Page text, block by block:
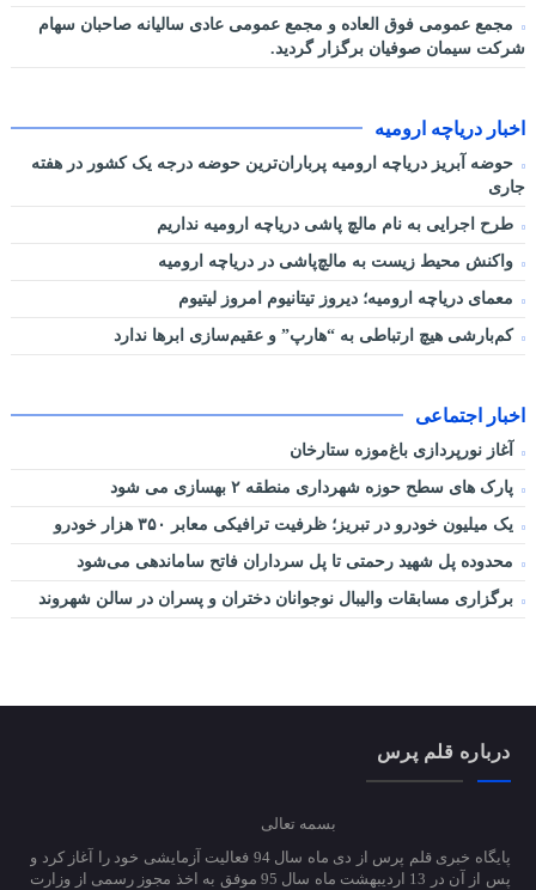
مجمع عمومی فوق العاده و مجمع عمومی عادی سالیانه صاحبان سهام
شرکت سیمان صوفیان برگزار گردید.
اخبار دریاچه ارومیه
حوضه آبریز دریاچه ارومیه پرباران‌ترین حوضه‌ درجه یک کشور در هفته
جاری
طرح اجرایی به نام مالچ پاشی دریاچه ارومیه نداریم
واکنش محیط زیست به مالچ‌پاشی در دریاچه ارومیه
معمای دریاچه ارومیه؛ دیروز تیتانیوم امروز لیتیوم
کم‌بارشی هیچ ارتباطی به “هارپ” و عقیم‌سازی ابرها ندارد
اخبار اجتماعی
آغاز نورپردازی باغ‌موزه ستارخان
پارک های سطح حوزه شهرداری منطقه ۲ بهسازی می شود
یک میلیون خودرو در تبریز؛ ظرفیت ترافیکی معابر ۳۵۰ هزار خودرو
محدوده پل شهید رحمتی تا پل سرداران فاتح ساماندهی می‌شود
برگزاری مسابقات والیبال نوجوانان دختران و پسران در سالن شهروند
درباره قلم پرس
بسمه تعالی
پایگاه خبری قلم پرس از دی ماه سال 94 فعالیت آزمایشی خود را آغاز کرد و
پس از آن در 13 اردیبهشت ماه سال 95 موفق به اخذ مجوز رسمی از وزارت